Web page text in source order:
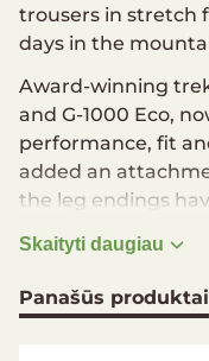
trousers in stretch
days in the
Award-winning
and G-1000 Eco,
performance, fit
added an
the leg endings
classic, large
and openings for
fitting, durable
Skaityti daugiau
Panašūs produktai